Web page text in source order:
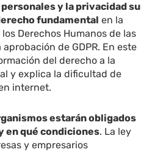
y la privacidad su
fundamental en la
Derechos Humanos de las
de GDPR. En este
del derecho a la
y explica la dificultad de
internet.
estarán obligados
en qué condiciones. La ley
y empresarios